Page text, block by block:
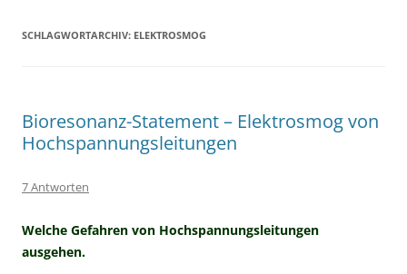
SCHLAGWORTARCHIV: ELEKTROSMOG
Bioresonanz-Statement – Elektrosmog von
Hochspannungsleitungen
7 Antworten
Welche Gefahren von Hochspannungsleitungen
ausgehen.